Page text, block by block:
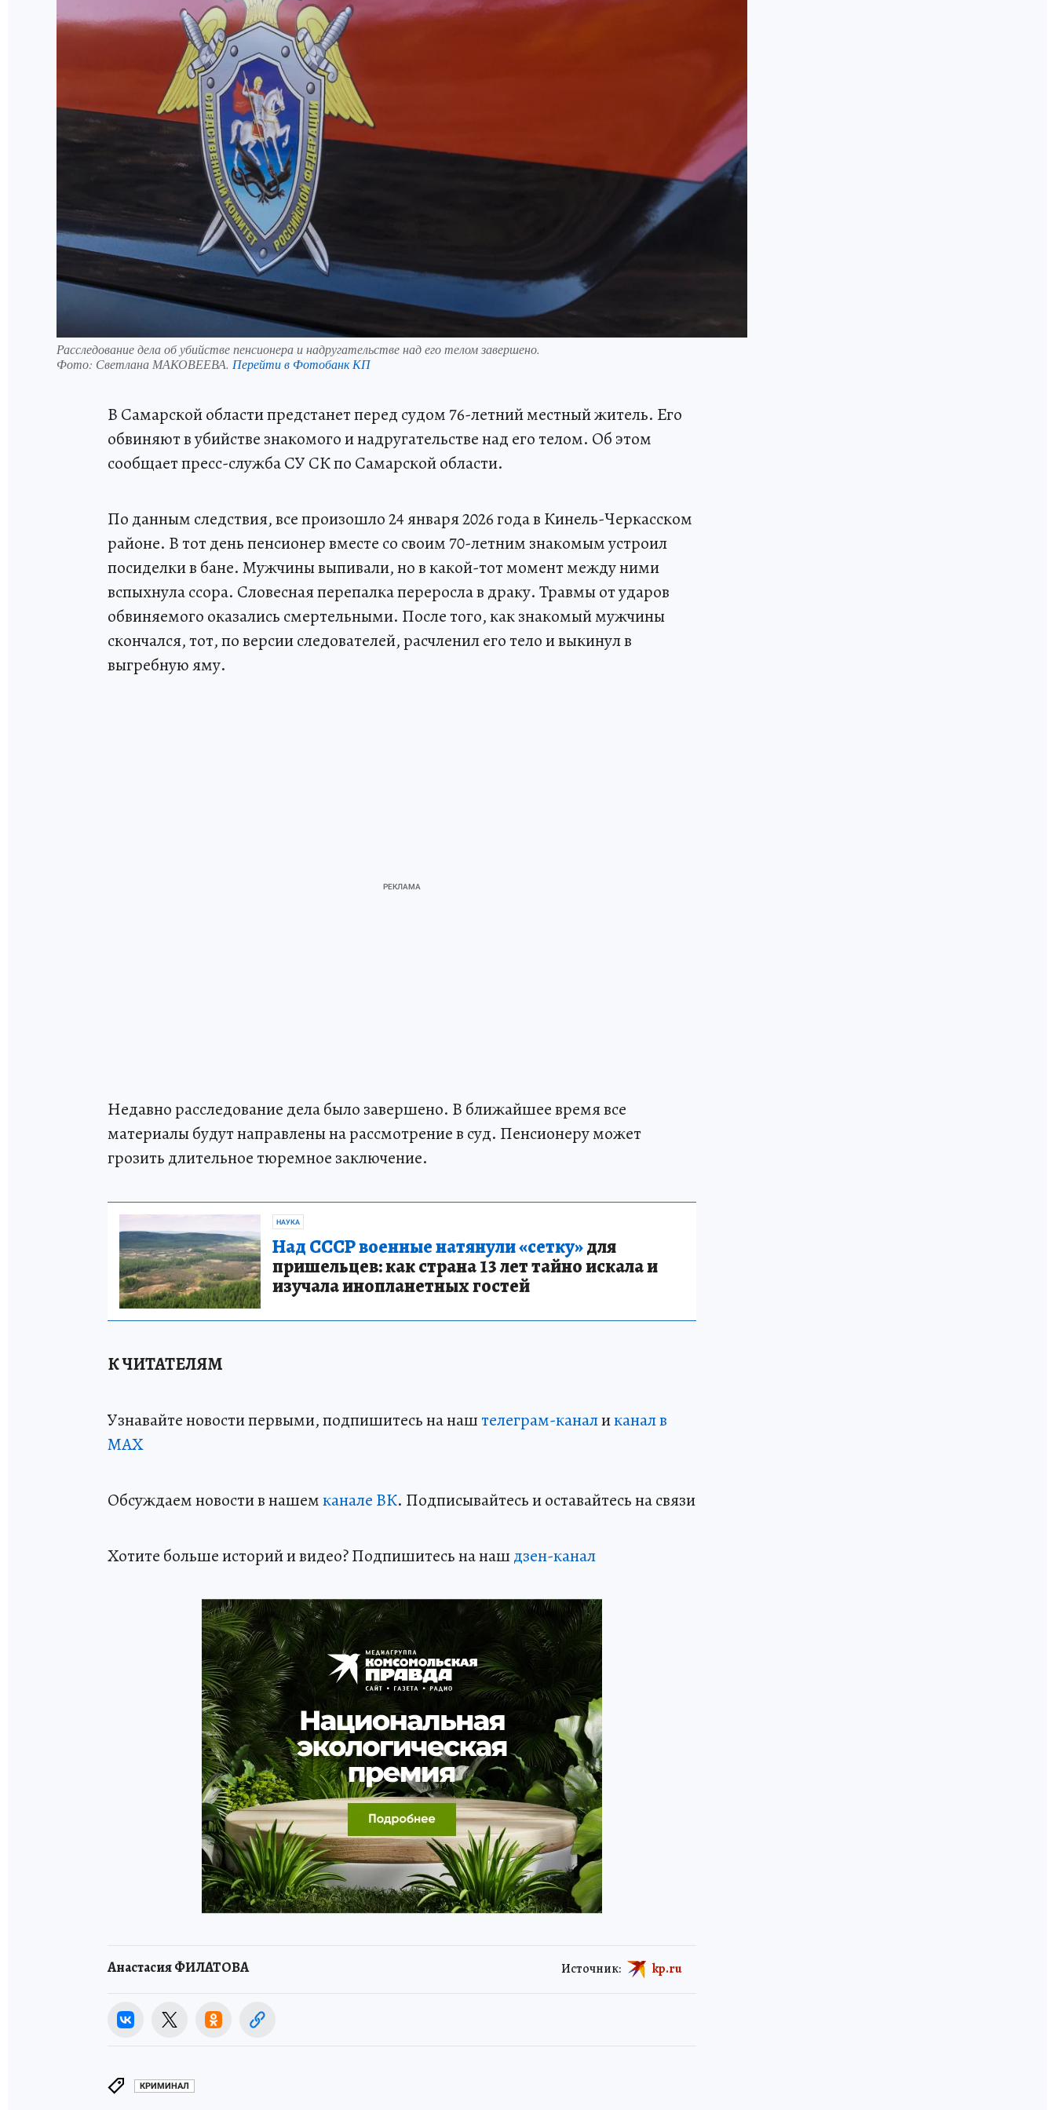
Расследование дела об убийстве пенсионера и надругательстве над его телом завершено.
Фото: Светлана МАКОВЕЕВА. Перейти в Фотобанк КП
В Самарской области предстанет перед судом 76-летний местный житель. Его
обвиняют в убийстве знакомого и надругательстве над его телом. Об этом
сообщает пресс-служба СУ СК по Самарской области.
По данным следствия, все произошло 24 января 2026 года в Кинель-Черкасском
районе. В тот день пенсионер вместе со своим 70-летним знакомым устроил
посиделки в бане. Мужчины выпивали, но в какой-тот момент между ними
вспыхнула ссора. Словесная перепалка переросла в драку. Травмы от ударов
обвиняемого оказались смертельными. После того, как знакомый мужчины
скончался, тот, по версии следователей, расчленил его тело и выкинул в
выгребную яму.
Недавно расследование дела было завершено. В ближайшее время все
материалы будут направлены на рассмотрение в суд. Пенсионеру может
грозить длительное тюремное заключение.
НАУКА
Над СССР военные натянули «сетку»для
пришельцев: как страна 13 лет тайно искала и
изучала инопланетных гостей
К ЧИТАТЕЛЯМ
Узнавайте новости первыми, подпишитесь на наштелеграм-каналиканал в
МАХ
Обсуждаем новости в нашемканале ВК. Подписывайтесь и оставайтесь на связи
Хотите больше историй и видео? Подпишитесь на наш дзен-канал
Анастасия ФИЛАТОВА Источник: kp.ru
КРИМИНАЛ